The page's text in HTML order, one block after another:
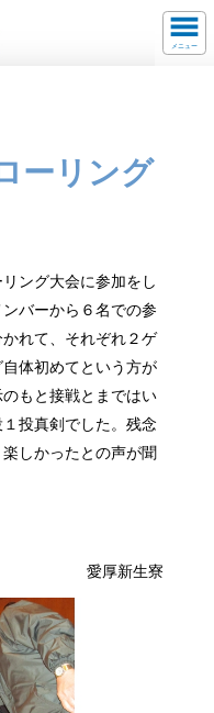
メニュー
ーリング
ング大会に参加をし
バーから６名での参
れて、それぞれ２ゲ
体初めてという方が
もと接戦とまではい
投真剣でした。残念
しかったとの声が聞
愛厚新生寮